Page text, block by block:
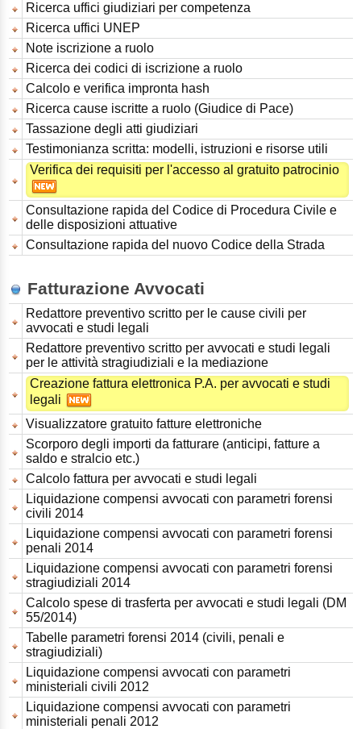
Ricerca uffici giudiziari per competenza
Ricerca uffici UNEP
Note iscrizione a ruolo
Ricerca dei codici di iscrizione a ruolo
Calcolo e verifica impronta hash
Ricerca cause iscritte a ruolo (Giudice di Pace)
Tassazione degli atti giudiziari
Testimonianza scritta: modelli, istruzioni e risorse utili
Verifica dei requisiti per l'accesso al gratuito patrocinio
Consultazione rapida del Codice di Procedura Civile e
delle disposizioni attuative
Consultazione rapida del nuovo Codice della Strada
Fatturazione Avvocati
Redattore preventivo scritto per le cause civili per
avvocati e studi legali
Redattore preventivo scritto per avvocati e studi legali
per le attività stragiudiziali e la mediazione
Creazione fattura elettronica P.A. per avvocati e studi
legali
Visualizzatore gratuito fatture elettroniche
Scorporo degli importi da fatturare (anticipi, fatture a
saldo e stralcio etc.)
Calcolo fattura per avvocati e studi legali
Liquidazione compensi avvocati con parametri forensi
civili 2014
Liquidazione compensi avvocati con parametri forensi
penali 2014
Liquidazione compensi avvocati con parametri forensi
stragiudiziali 2014
Calcolo spese di trasferta per avvocati e studi legali (DM
55/2014)
Tabelle parametri forensi 2014 (civili, penali e
stragiudiziali)
Liquidazione compensi avvocati con parametri
ministeriali civili 2012
Liquidazione compensi avvocati con parametri
ministeriali penali 2012